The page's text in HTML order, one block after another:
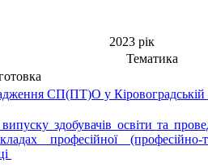
2023 рік
Тематика
СП(ПТ)О у Кіровоградській
здобувачів освіти та
професійної